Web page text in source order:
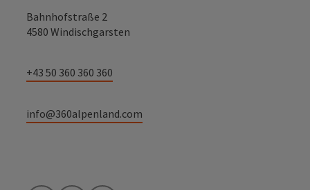
Bahnhofstraße 2
4580 Windischgarsten
+43 50 360 360 360
info@360alpenland.com